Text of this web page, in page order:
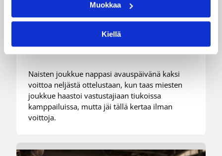
Muokkaa
Kiellä
Suomea edustavat 3×3-
joukkueet aloittivat Nordic Cup
-urakkansa Kööpenhaminassa
Naisten joukkue nappasi avauspäivänä kaksi
voittoa neljästä ottelustaan, kun taas miesten
joukkue haastoi vastustajiaan tiukoissa
kamppailuissa, mutta jäi tällä kertaa ilman
voittoja.